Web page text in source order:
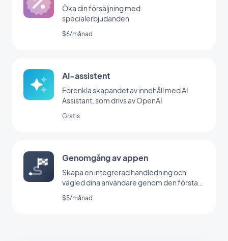
Öka din försäljning med
specialerbjudanden
$6/månad
AI-assistent
Förenkla skapandet av innehåll med AI
Assistant, som drivs av OpenAI
Gratis
Genomgång av appen
Skapa en integrerad handledning och
vägled dina användare genom den första
lanseringen av din app
$5/månad